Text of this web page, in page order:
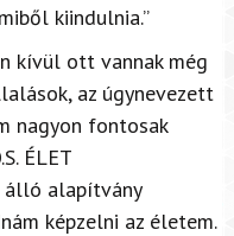
kiindulnia.”
kívül ott vannak még
az úgynevezett
nagyon fontosak
ÉLET
alapítvány
képzelni az életem.